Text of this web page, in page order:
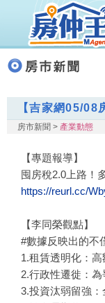
【吉家網05/08
房市新聞 > 產業動態
【專題報導】
囤房稅2.0上路！
https://reurl.cc/
【李同榮觀點】
#數據反映出的不
1.租賃透明化：
2.行政性遷徙：
3.投資汰弱留強